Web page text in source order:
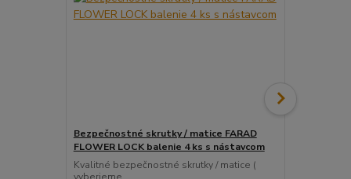
Bezpečnostné skrutky / matice FARAD
FLOWER LOCK balenie 4 ks s nástavcom
Kvalitné bezpečnostné skrutky / matice (